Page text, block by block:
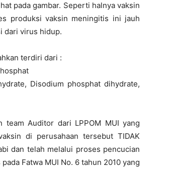
pada gambar. Seperti halnya vaksin
produksi vaksin meningitis ini jauh
dari virus hidup.
terdiri dari :
Disodium phosphat dihydrate,
team Auditor dari LPPOM MUI yang
di perusahaan tersebut TIDAK
dan telah melalui proses pencucian
Fatwa MUI No. 6 tahun 2010 yang